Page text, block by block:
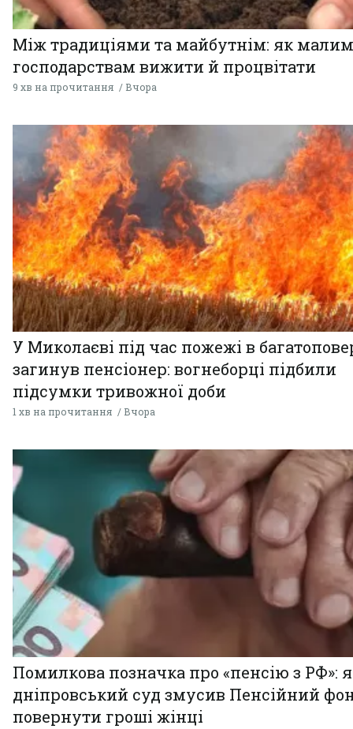
Між традиціями та майбутнім: як малим
господарствам вижити й процвітати
9 хв на прочитання Вчора
У Миколаєві під час пожежі в
загинув пенсіонер: вогнеборці підбили
підсумки тривожної доби
1 хв на прочитання Вчора
Помилкова позначка про «пенсію з РФ»:
дніпровський суд змусив Пенсійний
повернути гроші жінці